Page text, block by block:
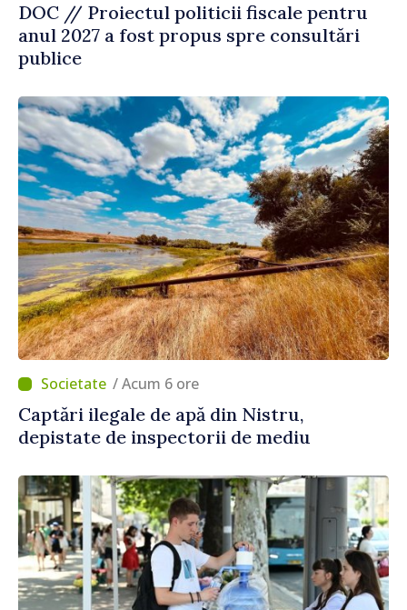
DOC // Proiectul politicii fiscale pentru
anul 2027 a fost propus spre consultări
publice
/ Acum 6 ore
Captări ilegale de apă din Nistru,
depistate de inspectorii de mediu